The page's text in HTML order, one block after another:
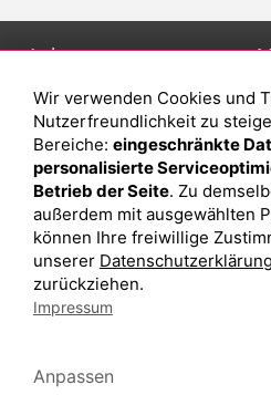
Anlage
Depot eröffnen
Depot vergleichen
Junior Depot
Top-Seller-Fonds
Top-Fonds
Fonds-Suche
Wir verwenden Cookies und
Nutzerfreundlichkeit zu
Bereiche: eingeschränkte
personalisierte
Betrieb der Seite. Zu
außerdem mit ausgewählten
können Ihre freiwillige
unserer Datenschutzerklärung
zurückziehen.
Impressum
Anpassen